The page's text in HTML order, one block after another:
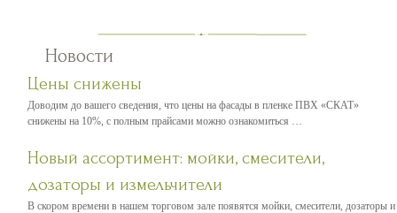
Новости
Цены снижены
Доводим до вашего сведения, что цены на фасады в пленке ПВХ «СКАТ»
снижены на 10%, с полным прайсами можно ознакомиться …
Новый ассортимент: мойки, смесители,
дозаторы и измельчители
В скором времени в нашем торговом зале появятся мойки, смесители, дозаторы и